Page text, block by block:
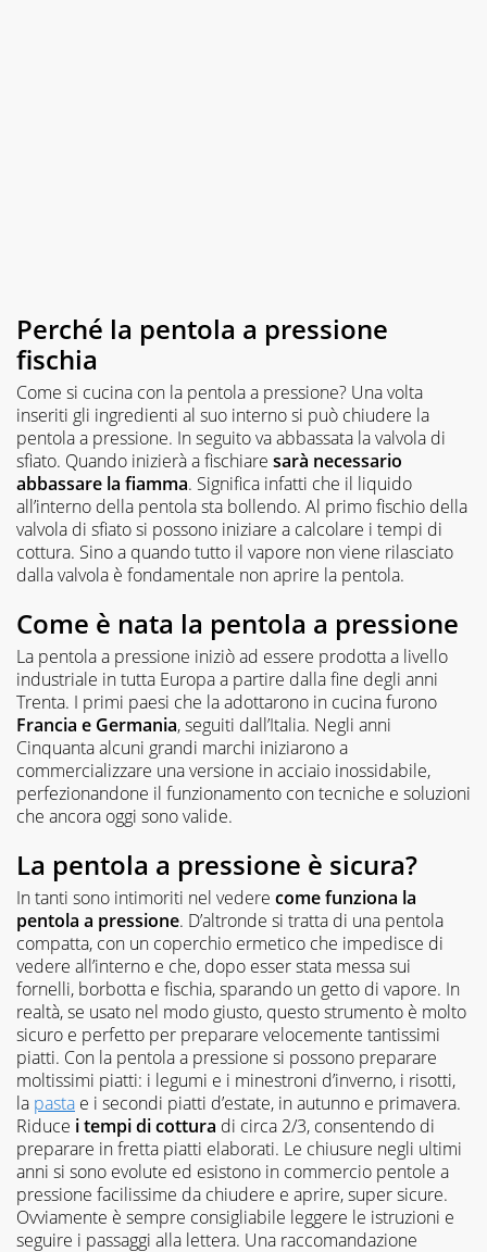
Perché la pentola a pressione
fischia
Come si cucina con la pentola a pressione? Una volta
inseriti gli ingredienti al suo interno si può chiudere la
pentola a pressione. In seguito va abbassata la valvola di
sfiato. Quando inizierà a fischiare sarà necessario
abbassare la fiamma. Significa infatti che il liquido
all’interno della pentola sta bollendo. Al primo fischio della
valvola di sfiato si possono iniziare a calcolare i tempi di
cottura. Sino a quando tutto il vapore non viene rilasciato
dalla valvola è fondamentale non aprire la pentola.
Come è nata la pentola a pressione
La pentola a pressione iniziò ad essere prodotta a livello
industriale in tutta Europa a partire dalla fine degli anni
Trenta. I primi paesi che la adottarono in cucina furono
Francia e Germania, seguiti dall’Italia. Negli anni
Cinquanta alcuni grandi marchi iniziarono a
commercializzare una versione in acciaio inossidabile,
perfezionandone il funzionamento con tecniche e soluzioni
che ancora oggi sono valide.
La pentola a pressione è sicura?
In tanti sono intimoriti nel vedere come funziona la
pentola a pressione. D’altronde si tratta di una pentola
compatta, con un coperchio ermetico che impedisce di
vedere all’interno e che, dopo esser stata messa sui
fornelli, borbotta e fischia, sparando un getto di vapore. In
realtà, se usato nel modo giusto, questo strumento è molto
sicuro e perfetto per preparare velocemente tantissimi
piatti. Con la pentola a pressione si possono preparare
moltissimi piatti: i legumi e i minestroni d’inverno, i risotti,
la pasta e i secondi piatti d’estate, in autunno e primavera.
Riduce i tempi di cottura di circa 2/3, consentendo di
preparare in fretta piatti elaborati. Le chiusure negli ultimi
anni si sono evolute ed esistono in commercio pentole a
pressione facilissime da chiudere e aprire, super sicure.
Ovviamente è sempre consigliabile leggere le istruzioni e
seguire i passaggi alla lettera. Una raccomandazione